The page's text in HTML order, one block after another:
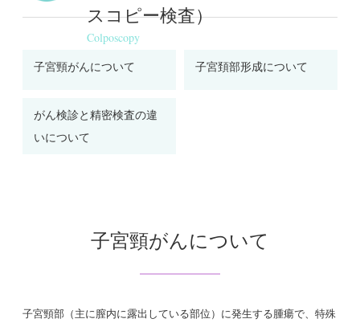
スコピー検査）
Colposcopy
子宮頸がんについて 子宮頚部形成について
がん検診と精密検査の違
いについて
子宮頸がんについて
子宮頸部（主に膣内に露出している部位）に発生する腫瘍で、特殊